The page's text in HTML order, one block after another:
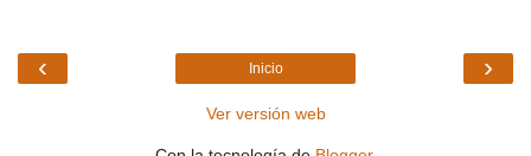
‹ ›
Inicio
Ver versión web